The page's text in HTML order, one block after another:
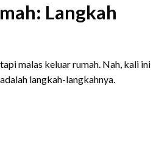
Langkah
malas keluar rumah. Nah, kali ini
langkah-langkahnya.